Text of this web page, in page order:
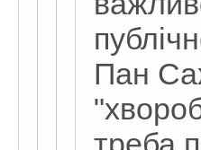
Пан